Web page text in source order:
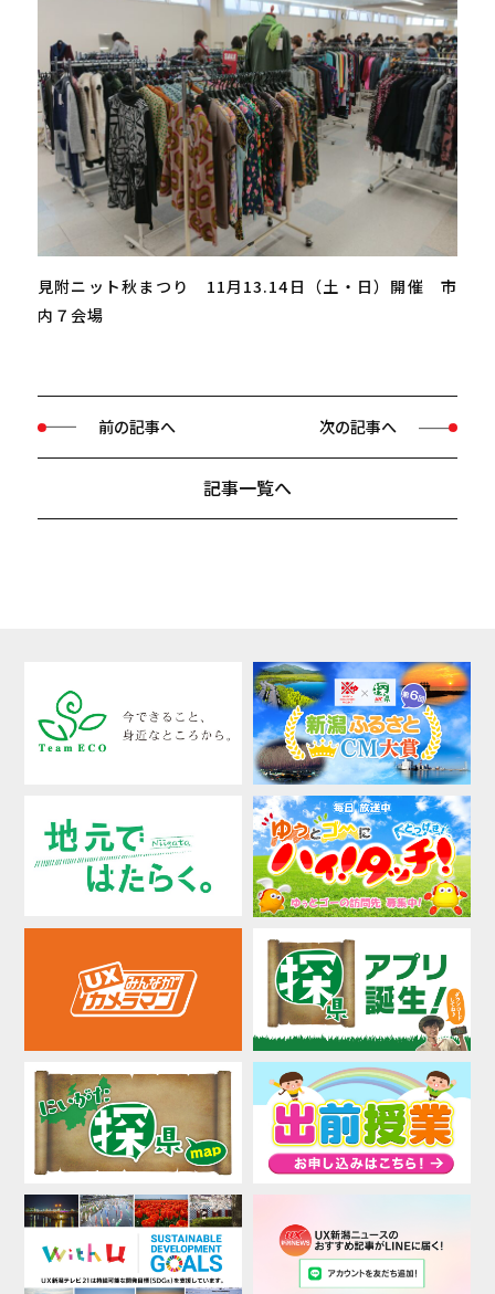
見附ニット秋まつり 11月13.14日（土・日）開催 市
内７会場
前の記事へ
記事一覧へ
次の記事へ